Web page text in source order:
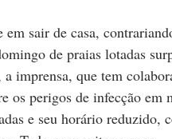
sair de casa,
de praias lotadas
imprensa, que tem
os perigos de infecção
e seu horário reduzido,